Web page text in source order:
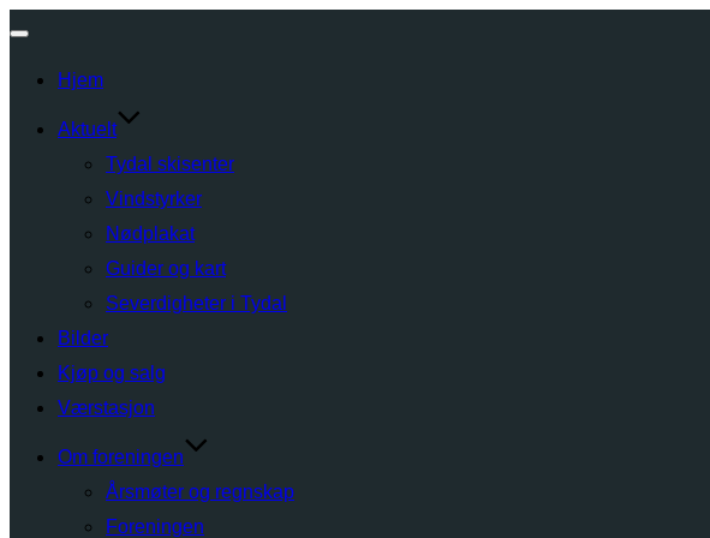
navigation
Hjem
Aktuelt
Tydal skisenter
Vindstyrker
Nødplakat
Guider og kart
Severdigheter i Tydal
Bilder
Kjøp og salg
Værstasjon
Om foreningen
Årsmøter og regnskap
Foreningen